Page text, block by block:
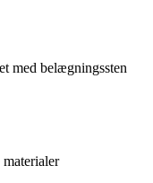
med belægningssten